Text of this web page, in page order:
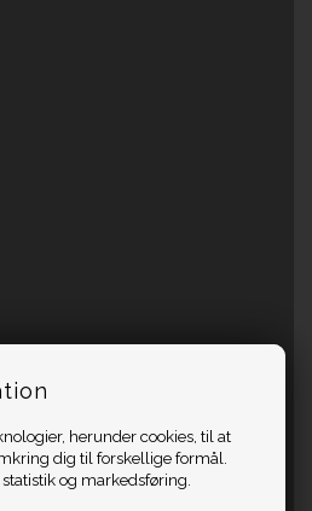
herunder cookies, til at
dig til forskellige formål.
og markedsføring.